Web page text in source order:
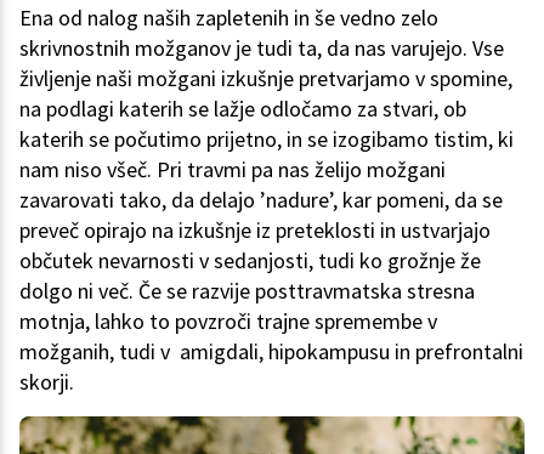
Ena od nalog naših zapletenih in še vedno zelo
skrivnostnih možganov je tudi ta, da nas varujejo. Vse
življenje naši možgani izkušnje pretvarjamo v spomine,
na podlagi katerih se lažje odločamo za stvari, ob
katerih se počutimo prijetno, in se izogibamo tistim, ki
nam niso všeč. Pri travmi pa nas želijo možgani
zavarovati tako, da delajo ’nadure’, kar pomeni, da se
preveč opirajo na izkušnje iz preteklosti in ustvarjajo
občutek nevarnosti v sedanjosti, tudi ko grožnje že
dolgo ni več. Če se razvije posttravmatska stresna
motnja, lahko to povzroči trajne spremembe v
možganih, tudi v amigdali, hipokampusu in prefrontalni
skorji.